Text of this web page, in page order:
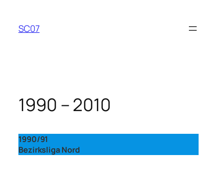
springen
SC07
1990 – 2010
1990/91
Bezirksliga Nord